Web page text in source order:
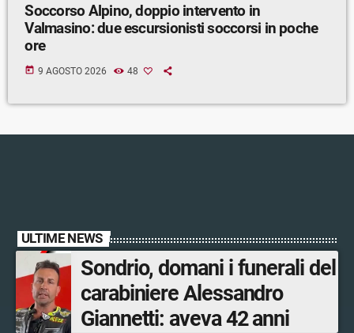
Soccorso Alpino, doppio intervento in
Valmasino: due escursionisti soccorsi in poche
ore
today 9 AGOSTO 2026 48
ULTIME NEWS
Sondrio, domani i funerali del
carabiniere Alessandro
Giannetti: aveva 42 anni